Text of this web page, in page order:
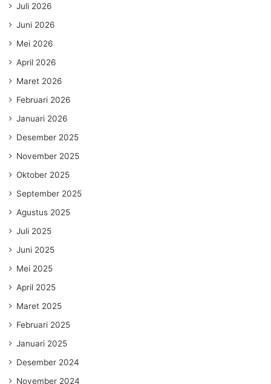
Juli 2026
Juni 2026
Mei 2026
April 2026
Maret 2026
Februari 2026
Januari 2026
Desember 2025
November 2025
Oktober 2025
September 2025
Agustus 2025
Juli 2025
Juni 2025
Mei 2025
April 2025
Maret 2025
Februari 2025
Januari 2025
Desember 2024
November 2024